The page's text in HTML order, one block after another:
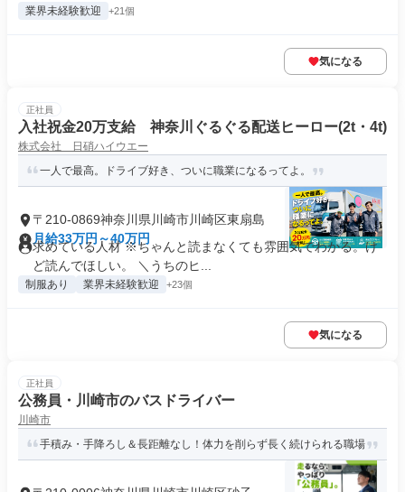
業界未経験歓迎 +21個
気になる
正社員
入社祝金20万支給 神奈川ぐるぐる配送ヒーロー(2t・4t)
株式会社 日硝ハイウエー
一人で最高。ドライブ好き、ついに職業になるってよ。
〒210-0869神奈川県川崎市川崎区東扇島
月給33万円～40万円
求めている人材 ※ちゃんと読まなくても雰囲気でわかる。け
ど読んでほしい。 ＼うちのヒ...
制服あり 業界未経験歓迎 +23個
気になる
正社員
公務員・川崎市のバスドライバー
川崎市
手積み・手降ろし＆長距離なし！体力を削らず長く続けられる職場